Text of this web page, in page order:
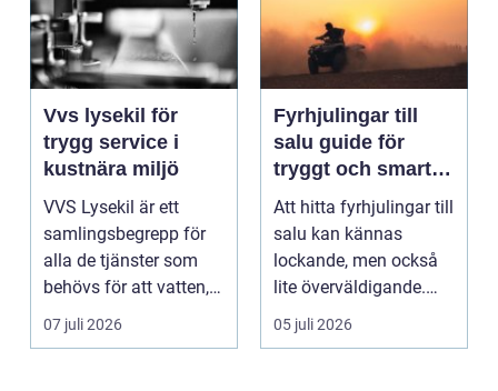
Vvs lysekil för
trygg service i
kustnära miljö
VVS Lysekil är ett
samlingsbegrepp för
alla de tjänster som
behövs för att vatten,
värme och avlopp ...
07 juli 2026
Fyrhjulingar till
salu guide för
tryggt och smart
köp
Att hitta fyrhjulingar till
salu kan kännas
lockande, men också
lite överväldigande.
Utbudet är stor...
05 juli 2026